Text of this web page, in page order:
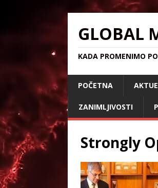
GLOBAL
KADA PROMENIMO
POČETNA
ZANIMLJIVOSTI
Strongly